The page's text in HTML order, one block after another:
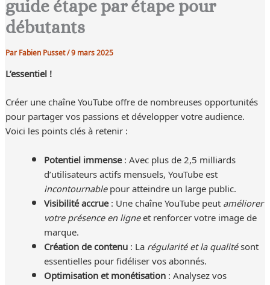
guide étape par étape pour
débutants
ParFabien Pusset/9 mars 2025
L’essentiel !
Créer une chaîne YouTube offre de nombreuses opportunités
pour partager vos passions et développer votre audience.
Voici les points clés à retenir :
Potentiel immense: Avec plus de 2,5 milliards
d’utilisateurs actifs mensuels, YouTube est
incontournablepour atteindre un large public.
Visibilité accrue: Une chaîne YouTube peutaméliorer
votre présence en ligneet renforcer votre image de
marque.
Création de contenu: Larégularité et la qualitésont
essentielles pour fidéliser vos abonnés.
Optimisation et monétisation: Analysez vos